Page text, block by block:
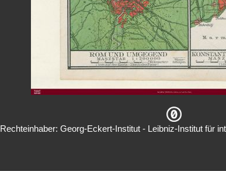
Rechteinhaber: Georg-Eckert-Institut - Leibniz-Institut für